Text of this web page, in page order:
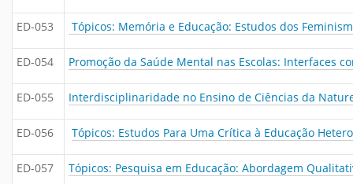
ED-053 Tópicos: Memória e Educação: Estudos dos
ED-054 Promoção da Saúde Mental nas Escolas: Interfaces
ED-055 Interdisciplinaridade no Ensino de Ciências da
ED-056 Tópicos: Estudos Para Uma Crítica à Educação
ED-057 Tópicos: Pesquisa em Educação: Abordagem